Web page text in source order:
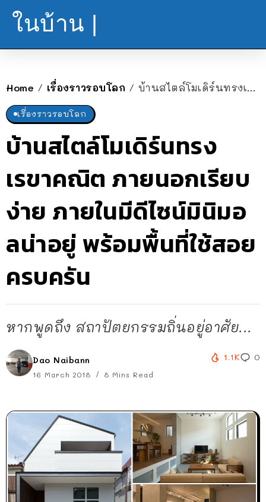
ในบ้าน |
Home / เรื่องราวรอบโลก / บ้านสไตล์โมเดิร์นทรงเรขาคณิต ภายนอกเรียบง่าย ภายในมีดีไซน์มินิมอลน่าอยู่ พร้อมพื้นที่ใช้สอยครบครัน
เรื่องราวรอบโลก
บ้านสไตล์โมเดิร์นทรง
เรขาคณิต ภายนอกเรียบ
ง่าย ภายในมีดีไซน์มินิมอ
ลน่าอยู่ พร้อมพื้นที่ใช้สอย
ครบครัน
หากพูดถึง สถาปัตยกรรมถิ่นอยู่อาศัย...
Dao Naibann
16 March 2018 8 Mins Read
1.1K 0